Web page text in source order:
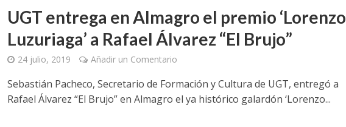
UGT entrega en Almagro el premio ‘Lorenzo
Luzuriaga’ a Rafael Álvarez “El Brujo”
24 julio, 2019 Añadir un Comentario
Sebastián Pacheco, Secretario de Formación y Cultura de UGT, entregó a
Rafael Álvarez “El Brujo” en Almagro el ya histórico galardón ‘Lorenzo...